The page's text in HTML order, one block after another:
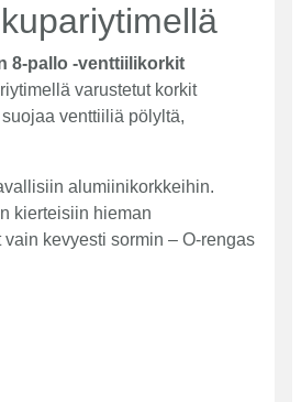
8-pallo -venttiilikorkit
varustetut korkit
suojaa venttiiliä pölyltä,
alumiinikorkkeihin.
kierteisiin hieman
kevyesti sormin – O-rengas